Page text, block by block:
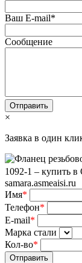
Ваш E-mail*
Сообщение
×
Заявка в один
Имя*
Телефон*
E-mail*
Марка стали
Кол-во*
Отправить